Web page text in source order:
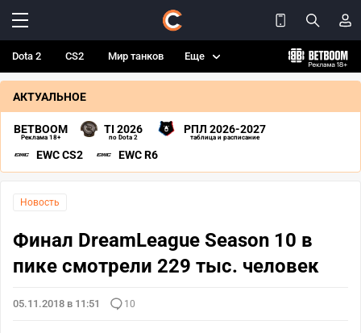
Dota 2 CS2 Мир танков Еще
АКТУАЛЬНОЕ
BETBOOM
Реклама 18+
TI 2026
по Dota 2
РПЛ 2026-2027
таблица и расписание
EWC CS2 EWC R6
Новость
Финал DreamLeague Season 10 в
пике смотрели 229 тыс. человек
05.11.2018 в 11:51 10